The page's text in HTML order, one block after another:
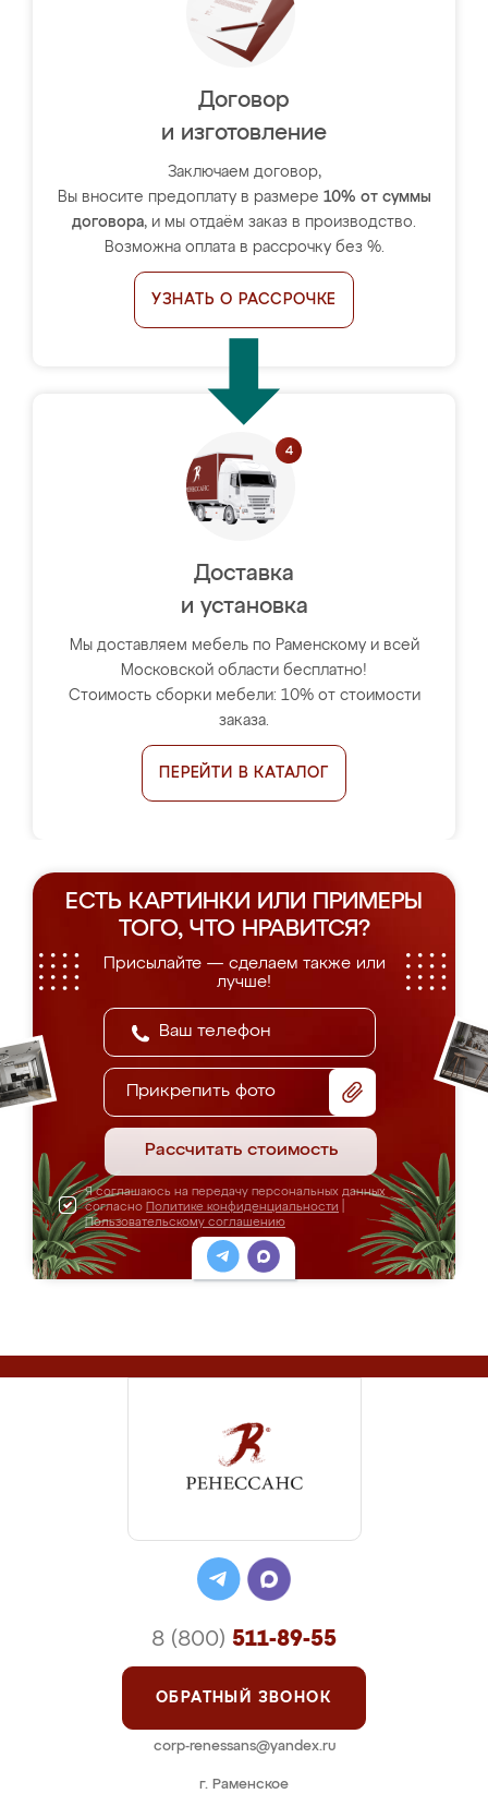
Договор
и изготовление
Заключаем договор,
Вы вносите предоплату в размере 10% от суммы
договора, и мы отдаём заказ в производство.
Возможна оплата в рассрочку без %.
УЗНАТЬ О РАССРОЧКЕ
Доставка
и установка
Мы доставляем мебель по Раменскому и всей
Московской области бесплатно!
Стоимость сборки мебели: 10% от стоимости
заказа.
ПЕРЕЙТИ В КАТАЛОГ
ЕСТЬ КАРТИНКИ ИЛИ ПРИМЕРЫ
ТОГО, ЧТО НРАВИТСЯ?
Присылайте — сделаем также или
лучше!
Прикрепить фото
Рассчитать стоимость
Я соглашаюсь на передачу персональных данных
согласно Политике конфиденциальности
Пользовательскому соглашению
г. Раменское
8 (800) 511-89-55
ОБРАТНЫЙ ЗВОНОК
corp-renessans@yandex.ru